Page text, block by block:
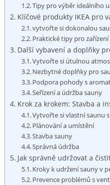
Tipy pro ​výběr ideálního
Klíčové produkty IKEA pro
vytvořte si dokonalou
Praktické⁤ tipy⁤ pro
Další vybavení a doplňky⁣
Vytvořte ‌si útulnou
Nezbytné doplňky pro
Podpora pohody ‍s
Seřízení⁤ a⁤ údržba sauny
Krok ⁣za krokem: Stavba a
Vytvořte si⁢ vlastní saunu
Plánování⁢ a umístění
Stavba sauny
Správná ‍údržba
Jak správně ⁢udržovat⁣ a
Kroky k udržení sauny ⁢v
Prevence problémů s